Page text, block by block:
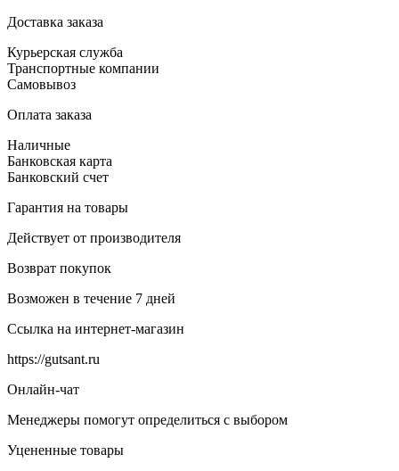
Доставка заказа
Курьерская служба
Транспортные компании
Самовывоз
Оплата заказа
Наличные
Банковская карта
Банковский счет
Гарантия на товары
Действует от производителя
Возврат покупок
Возможен в течение 7 дней
Ссылка на интернет-магазин
https://gutsant.ru
Онлайн-чат
Менеджеры помогут определиться с выбором
Уцененные товары